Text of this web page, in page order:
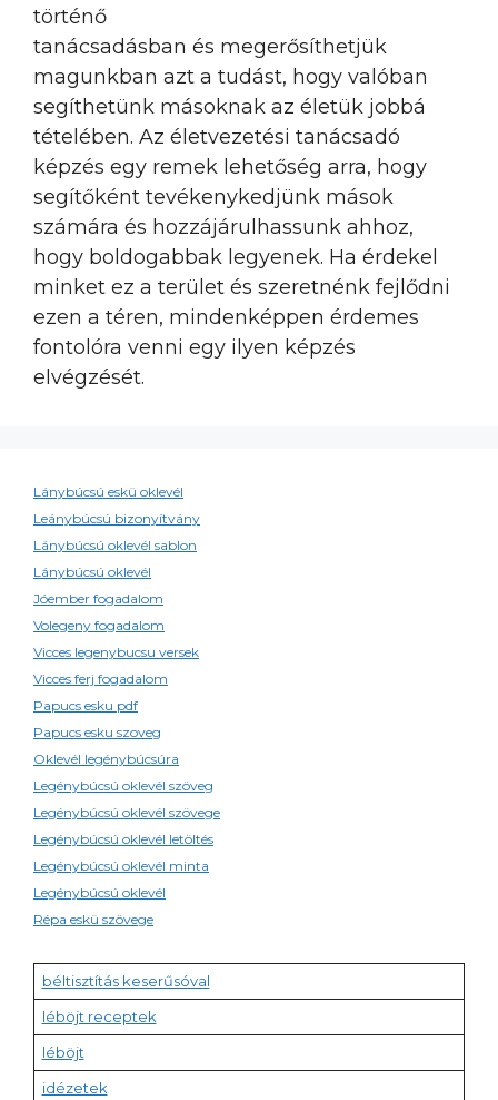
történő
tanácsadásban és megerősíthetjük
magunkban azt a tudást, hogy valóban
segíthetünk másoknak az életük jobbá
tételében. Az életvezetési tanácsadó
képzés egy remek lehetőség arra, hogy
segítőként tevékenykedjünk mások
számára és hozzájárulhassunk ahhoz,
hogy boldogabbak legyenek. Ha érdekel
minket ez a terület és szeretnénk fejlődni
ezen a téren, mindenképpen érdemes
fontolóra venni egy ilyen képzés
elvégzését.
Lánybúcsú eskü oklevél
Leánybúcsú bizonyítvány
Lánybúcsú oklevél sablon
Lánybúcsú oklevél
Jóember fogadalom
Volegeny fogadalom
Vicces legenybucsu versek
Vicces ferj fogadalom
Papucs esku pdf
Papucs esku szoveg
Oklevél legénybúcsúra
Legénybúcsú oklevél szöveg
Legénybúcsú oklevél szövege
Legénybúcsú oklevél letöltés
Legénybúcsú oklevél minta
Legénybúcsú oklevél
Répa eskü szövege
béltisztítás keserűsóval
léböjt receptek
léböjt
idézetek